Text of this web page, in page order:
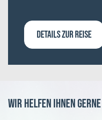
Arktische
Apartment 2
REISE
DETAILS ZUR REISE
Wir helfen Ihnen